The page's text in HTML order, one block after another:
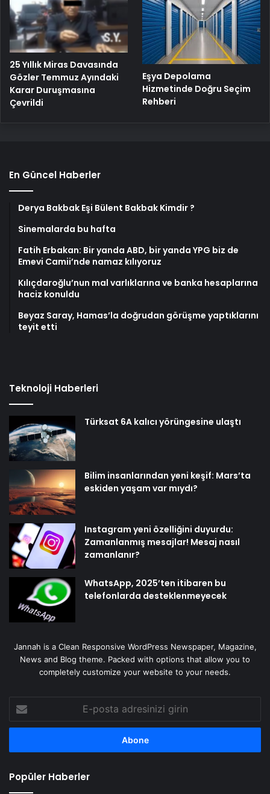
25 Yıllık Miras Davasında
Gözler Temmuz Ayındaki
Karar Duruşmasına
Çevrildi
Eşya Depolama
Hizmetinde Doğru Seçim
Rehberi
En Güncel Haberler
Derya Bakbak Eşi Bülent Bakbak Kimdir ?
Sinemalarda bu hafta
Fatih Erbakan: Bir yanda ABD, bir yanda YPG biz de
Emevi Camii’nde namaz kılıyoruz
Kılıçdaroğlu’nun mal varlıklarına ve banka hesaplarına
haciz konuldu
Beyaz Saray, Hamas’la doğrudan görüşme yaptıklarını
teyit etti
Teknoloji Haberleri
Türksat 6A kalıcı yörüngesine ulaştı
Bilim insanlarından yeni keşif: Mars’ta
eskiden yaşam var mıydı?
Instagram yeni özelliğini duyurdu:
Zamanlanmış mesajlar! Mesaj nasıl
zamanlanır?
WhatsApp, 2025’ten itibaren bu
telefonlarda desteklenmeyecek
Jannah is a Clean Responsive WordPress Newspaper, Magazine,
News and Blog theme. Packed with options that allow you to
completely customize your website to your needs.
posta
adresinizi
Popüler Haberler